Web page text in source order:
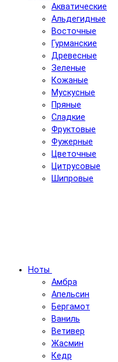
Акватические
Альдегидные
Восточные
Гурманские
Древесные
Зеленые
Кожаные
Мускусные
Пряные
Сладкие
Фруктовые
Фужерные
Цветочные
Цитрусовые
Шипровые
Ноты
Амбра
Апельсин
Бергамот
Ваниль
Ветивер
Жасмин
Кедр